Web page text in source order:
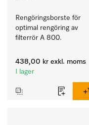
Rengöringsborste för
optimal rengöring av
filterrör A 800.
438,00 kr exkl. moms
I lager